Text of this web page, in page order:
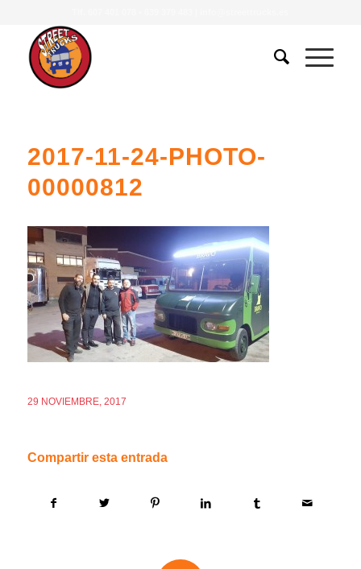
2017-11-24-PHOTO-
00000812
29 NOVIEMBRE, 2017
Compartir esta entrada